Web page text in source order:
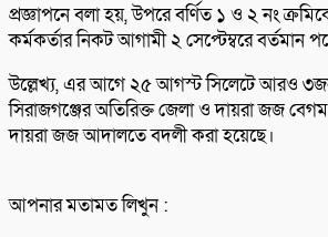
প্রজ্ঞাপনে বলা হয়, উপরে বর্ণিত ১ ও ২ নং
কর্মকর্তার নিকট আগামী ২ সেপ্টেম্বরে বর্তমান
উল্লেখ্য, এর আগে ২৫ আগস্ট সিলেটে আরও ৩জন
সিরাজগঞ্জের অতিরিক্ত জেলা ও দায়রা জজ
দায়রা জজ আদালতে বদলী করা হয়েছে।
আপনার মতামত লিখুন :